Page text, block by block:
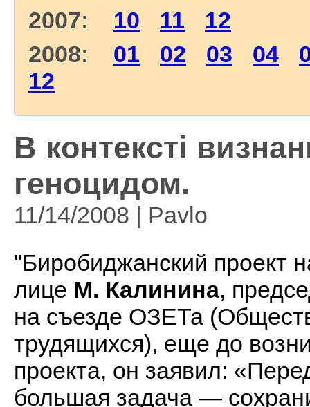
2007: 10 11
12
2008: 01 02 03 04
12
В контексті
геноцидом.
11/14/2008 | Pavlo
"Биробиджанский проект
лице М. Калинина,
на съезде ОЗЕТа
трудящихся), еще до
проекта, он заявил:
большая задача —